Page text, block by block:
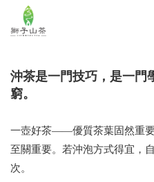
沖茶是一門技巧，是一門
窮。
一壺好茶——優質茶葉固然重
至關重要。若沖泡方式得宜，
次。